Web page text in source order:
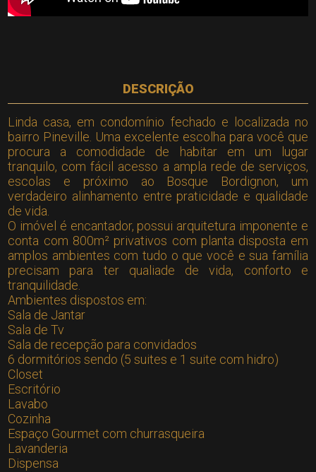
DESCRIÇÃO
Linda casa, em condomínio fechado e localizada no
bairro Pineville. Uma excelente escolha para você que
procura a comodidade de habitar em um lugar
tranquilo, com fácil acesso a ampla rede de serviços,
escolas e próximo ao Bosque Bordignon, um
verdadeiro alinhamento entre praticidade e qualidade
de vida.
O imóvel é encantador, possui arquitetura imponente e
conta com 800m² privativos com planta disposta em
amplos ambientes com tudo o que você e sua família
precisam para ter qualiade de vida, conforto e
tranquilidade.
Ambientes dispostos em:
Sala de Jantar
Sala de Tv
Sala de recepção para convidados
6 dormitórios sendo (5 suites e 1 suite com hidro)
Closet
Escritório
Lavabo
Cozinha
Espaço Gourmet com churrasqueira
Lavanderia
Dispensa